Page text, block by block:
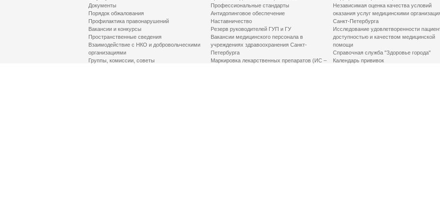
Документы
Порядок обжалования
Профилактика правонарушений
Вакансии и конкурсы
Пространственные сведения
Взаимодействие с НКО и добровольческими
организациями
Группы, комиссии, советы
Профессиональные стандарты
Антидопинговое обеспечение
Наставничество
Резерв руководителей ГУП и ГУ
Вакансии медицинского персонала в
учреждениях здравоохранения Санкт-
Петербурга
Маркировка лекарственных препаратов (ИС –
Независимая оценка качества условий
оказания услуг медицинскими
Санкт-Петербурга
Исследование удовлетворенности
доступностью и качеством медицинской
помощи
Справочная служба "Здоровье города"
Календарь прививок